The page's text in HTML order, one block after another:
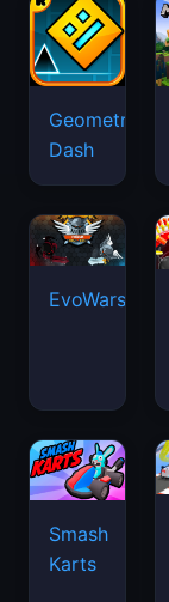
Geometry
Dash
EvoWars.io
Smash
Karts